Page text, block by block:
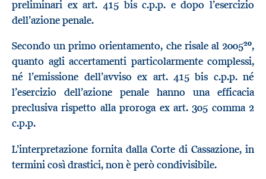
preliminari ex art. 415 bis c.p.p. e dopo l’esercizio
dell’azione penale.
Secondo un primo orientamento, che risale al 200520,
quanto agli accertamenti particolarmente complessi,
né l’emissione dell’avviso ex art. 415 bis c.p.p. né
l’esercizio dell’azione penale hanno una efficacia
preclusiva rispetto alla proroga ex art. 305 comma 2
c.p.p.
L’interpretazione fornita dalla Corte di Cassazione, in
termini così drastici, non è però condivisibile.